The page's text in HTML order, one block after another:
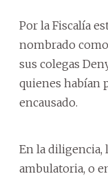
Por la Fiscalía
nombrado
sus colegas
quienes habían
encausado.
En la diligencia,
ambulatoria, o